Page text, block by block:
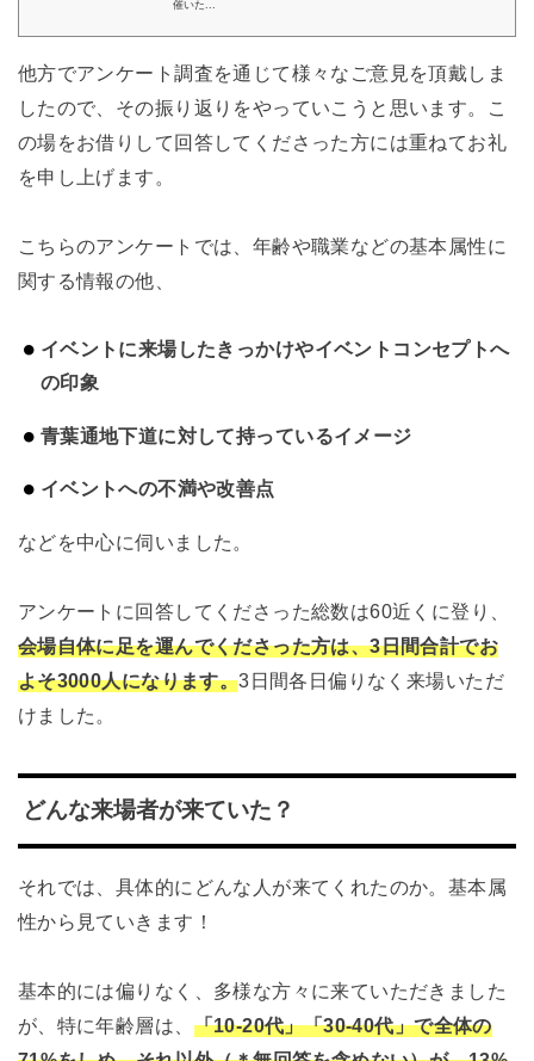
催いた...
他方でアンケート調査を通じて様々なご意見を頂戴しま
したので、その振り返りをやっていこうと思います。こ
の場をお借りして回答してくださった方には重ねてお礼
を申し上げます。
こちらのアンケートでは、年齢や職業などの基本属性に
関する情報の他、
イベントに来場したきっかけやイベントコンセプトへ
の印象
青葉通地下道に対して持っているイメージ
イベントへの不満や改善点
などを中心に伺いました。
アンケートに回答してくださった総数は60近くに登り、
会場自体に足を運んでくださった方は、3日間合計でお
よそ3000人になります。3日間各日偏りなく来場いただ
けました。
どんな来場者が来ていた？
それでは、具体的にどんな人が来てくれたのか。基本属
性から見ていきます！
基本的には偏りなく、多様な方々に来ていただきました
が、特に年齢層は、 「10-20代」「30-40代」で全体の